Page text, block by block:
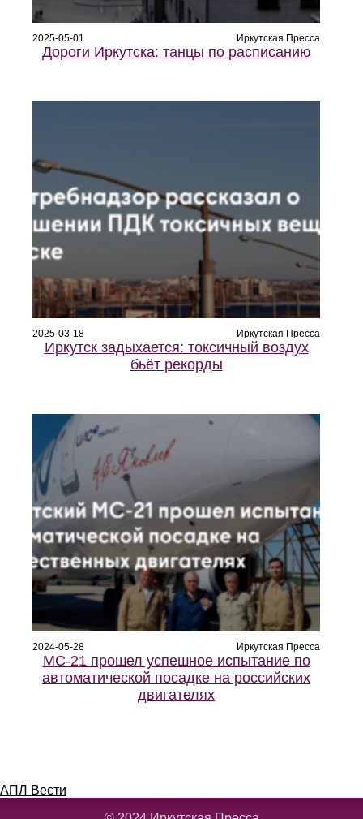
2025-05-01 Иркутская Пресса
Дороги Иркутска: танцы по расписанию
2025-03-18 Иркутская Пресса
Иркутск задыхается: токсичный воздух
бьёт рекорды
2024-05-28 Иркутская Пресса
МС-21 прошел успешное испытание по
автоматической посадке на российских
двигателях
АПЛ Вести